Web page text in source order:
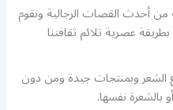
أحدث القصات الرجالية ونقوم
عصرية تلائم ثقافتنا
الشعر وبمنتجات جيدة ومن دون
بالشعرة نفسها.